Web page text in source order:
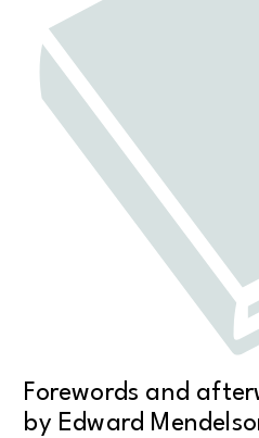
Forewords and
by Edward